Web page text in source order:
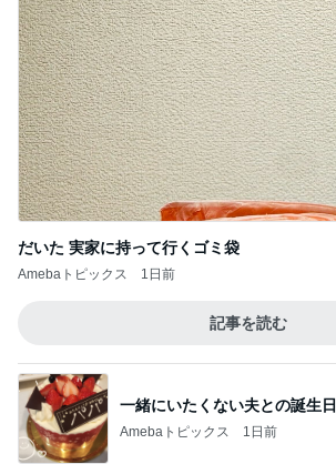
だいた 実家に持って行くゴミ袋
Amebaトピックス 1日前
記事を読む
一緒にいたくない夫との誕生日
Amebaトピックス 1日前